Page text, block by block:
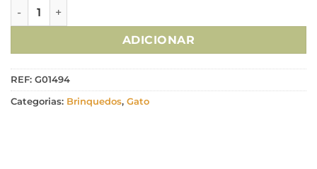
Quantidade de Kong Kickeroo Brinquedo Gato Pantera
ADICIONAR
REF: G01494
Categorias: Brinquedos, Gato